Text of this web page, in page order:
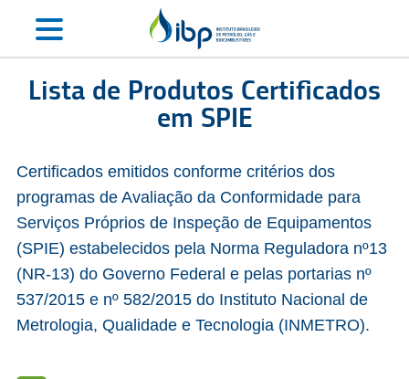
Lista de Produtos Certificados
em SPIE
Certificados emitidos conforme critérios dos
programas de Avaliação da Conformidade para
Serviços Próprios de Inspeção de Equipamentos
(SPIE) estabelecidos pela Norma Reguladora nº13
(NR-13) do Governo Federal e pelas portarias nº
537/2015 e nº 582/2015 do Instituto Nacional de
Metrologia, Qualidade e Tecnologia (INMETRO).